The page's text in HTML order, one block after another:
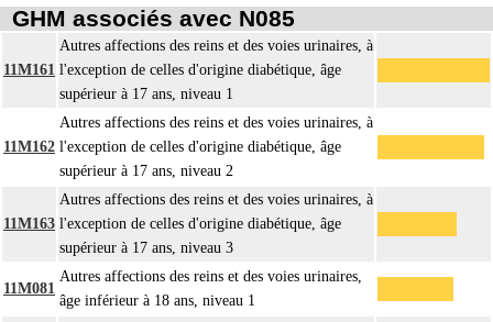
GHM associés avec N085
11M161
Autres affections des reins et des voies urinaires, à
l'exception de celles d'origine diabétique, âge
supérieur à 17 ans, niveau 1
11M162
Autres affections des reins et des voies urinaires, à
l'exception de celles d'origine diabétique, âge
supérieur à 17 ans, niveau 2
11M163
Autres affections des reins et des voies urinaires, à
l'exception de celles d'origine diabétique, âge
supérieur à 17 ans, niveau 3
11M081
Autres affections des reins et des voies urinaires,
âge inférieur à 18 ans, niveau 1